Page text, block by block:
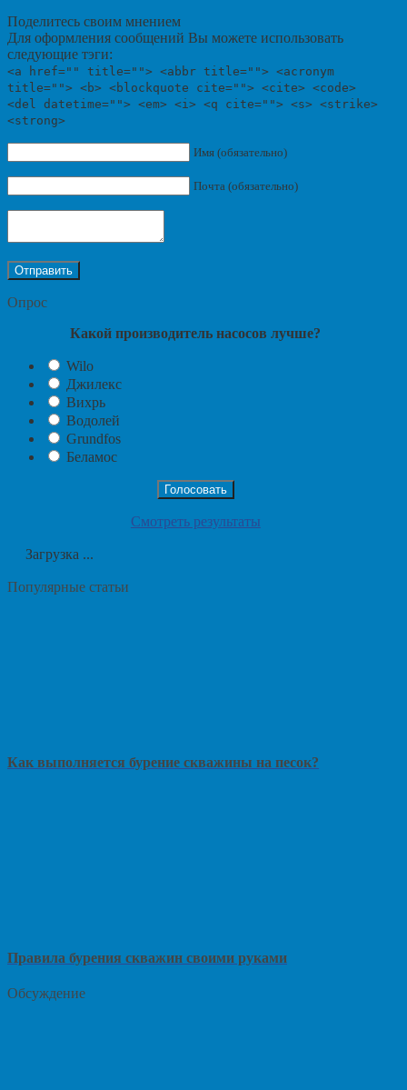
Поделитесь своим мнением
Для оформления сообщений Вы можете использовать
следующие тэги:
<a href="" title=""> <abbr title=""> <acronym
title=""> <b> <blockquote cite=""> <cite> <code>
<del datetime=""> <em> <i> <q cite=""> <s> <strike>
<strong>
Имя (обязательно)
Почта (обязательно)
Опрос
Какой производитель насосов лучше?
Wilo
Джилекс
Вихрь
Водолей
Grundfos
Беламос
Смотреть результаты
Загрузка ...
Популярные статьи
Как выполняется бурение скважины на песок?
Правила бурения скважин своими руками
Обсуждение